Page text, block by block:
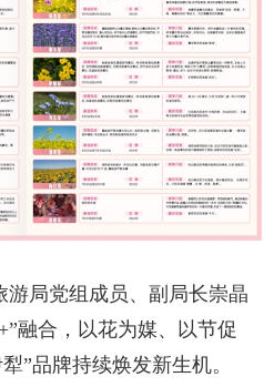
局党组成员、副局长崇晶
融合，以花为媒、以节促
”品牌持续焕发新生机。